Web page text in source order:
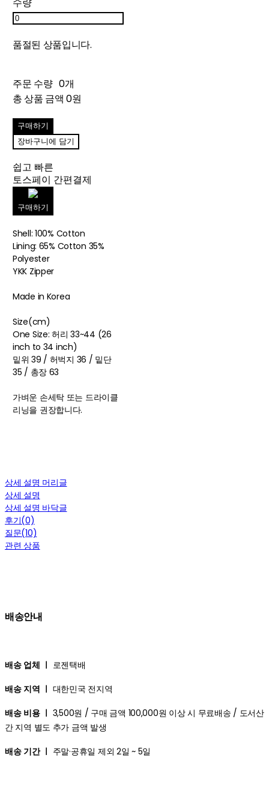
품절된 상품입니다.
주문 수량 0개
총 상품 금액 0원
구매하기
장바구니에 담기
쉽고 빠른
토스페이 간편결제
구매하기
Shell: 100% Cotton
Lining: 65% Cotton 35%
Polyester
YKK Zipper
Made in Korea
Size(cm)
One Size: 허리 33~44 (26
inch to 34 inch)
밑위 39 / 허벅지 36 / 밑단
35 / 총장 63
가벼운 손세탁 또는 드라이클
리닝을 권장합니다.
상세 설명 머리글
상세 설명
상세 설명 바닥글
후기(0)
질문(10)
관련 상품
배송안내
배송 업체 ㅣ 로젠택배
배송 지역 ㅣ 대한민국 전지역
배송 비용 ㅣ 3,500원 / 구매 금액 100,000원 이상 시 무료배송 / 도서산
간 지역 별도 추가 금액 발생
배송 기간 ㅣ 주말·공휴일 제외 2일 ~ 5일